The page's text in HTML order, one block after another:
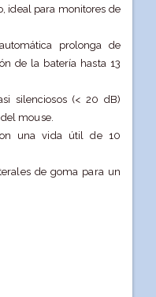
ideal para monitores de
prolonga de
de la batería hasta 13
silenciosos (< 20 dB)
mouse.
una vida útil de 10
de goma para un